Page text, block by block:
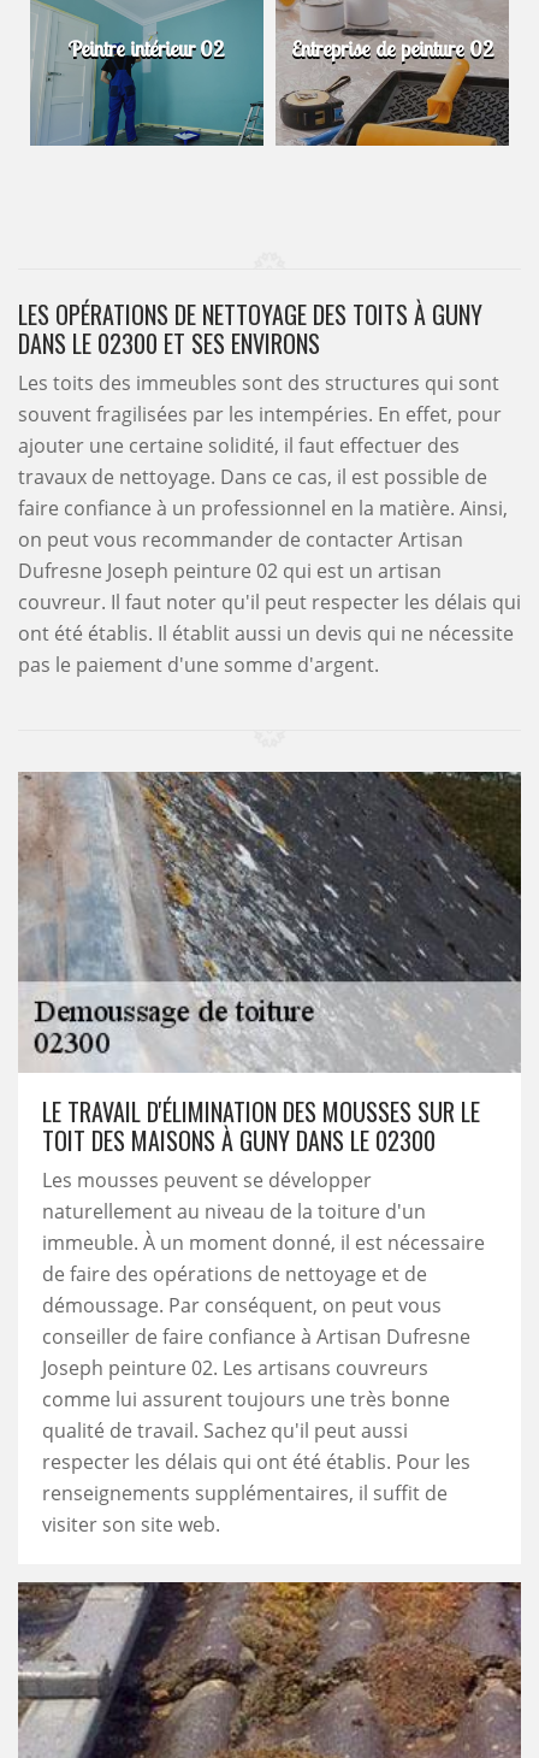
Peintre intérieur 02 Entreprise de peinture 02
LES OPÉRATIONS DE NETTOYAGE DES TOITS À GUNY
DANS LE 02300 ET SES ENVIRONS
Les toits des immeubles sont des structures qui sont
souvent fragilisées par les intempéries. En effet, pour
ajouter une certaine solidité, il faut effectuer des
travaux de nettoyage. Dans ce cas, il est possible de
faire confiance à un professionnel en la matière. Ainsi,
on peut vous recommander de contacter Artisan
Dufresne Joseph peinture 02 qui est un artisan
couvreur. Il faut noter qu'il peut respecter les délais qui
ont été établis. Il établit aussi un devis qui ne nécessite
pas le paiement d'une somme d'argent.
LE TRAVAIL D'ÉLIMINATION DES MOUSSES SUR LE
TOIT DES MAISONS À GUNY DANS LE 02300
Les mousses peuvent se développer
naturellement au niveau de la toiture d'un
immeuble. À un moment donné, il est nécessaire
de faire des opérations de nettoyage et de
démoussage. Par conséquent, on peut vous
conseiller de faire confiance à Artisan Dufresne
Joseph peinture 02. Les artisans couvreurs
comme lui assurent toujours une très bonne
qualité de travail. Sachez qu'il peut aussi
respecter les délais qui ont été établis. Pour les
renseignements supplémentaires, il suffit de
visiter son site web.